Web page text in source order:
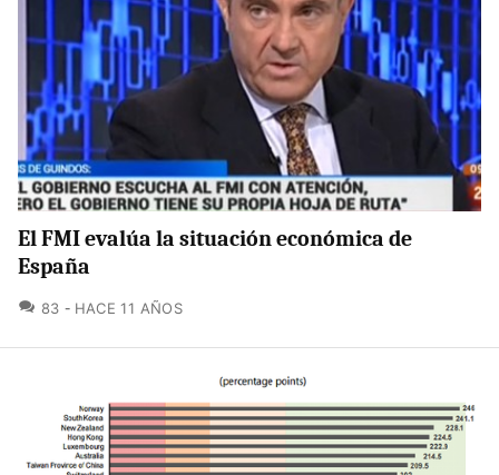
El FMI evalúa la situación económica de
España
83 COMENTARIOS
HACE 11 AÑOS